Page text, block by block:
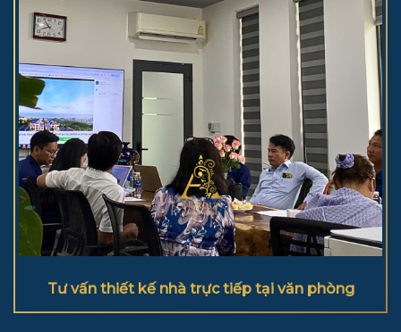
Tư vấn thiết kế nhà trực tiếp tại văn phòng